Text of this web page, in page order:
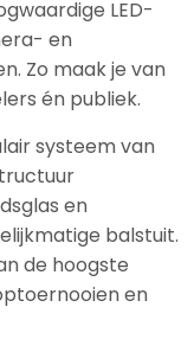
LED-
en
Zo maak je van
én publiek.
systeem van
en
balstuit.
de hoogste
en